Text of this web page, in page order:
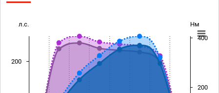
л.с. Нм
200
200
400